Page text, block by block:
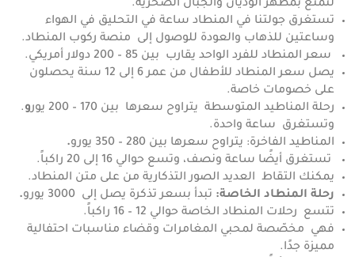
لتمتع بمظهر الوديان والجبال الصخرية.
تستغرق جولتنا في المنطاد ساعة في التحليق في الهواء
وساعتين للذهاب والعودة للوصول إلى منصة ركوب المنطاد.
سعر المنطاد للفرد الواحد يقارب بين 85 – 200 دولار أمريكي.
يصل سعر المنطاد للأطفال من عمر 6 إلى 12 سنة يحصلون
على خصومات خاصة.
رحلة المناطيد المتوسطة يتراوح سعرها بين 170 – 200 يور و.
وتستغرق ساعة واحدة.
المناطيد الفاخرة: يتراوح سعرها بين 280 – 350 يورو
.
تستغرق أيضًا ساعة ونصف، وتسع حوالي 16 إلى 20 راكباً.
يمكنك التقاط العديد الصور التذكارية من على متن المنطاد.
رحلة المنطاد الخاصة: تبدأ بسعر تذكرة يصل إلى 3000 يورو
.
تتسع رحلات المنطاد الخاصة حوالي 12 – 16 راكباً.
فهي مخصّصة لمحبي المغامرات وقضاء مناسبات احتفالية
مميزة جدًا.